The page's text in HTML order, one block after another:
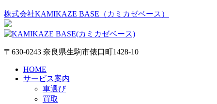
株式会社KAMIKAZE BASE（カミカゼベース）
〒630-0243 奈良県生駒市俵口町1428-10
HOME
サービス案内
車選び
買取